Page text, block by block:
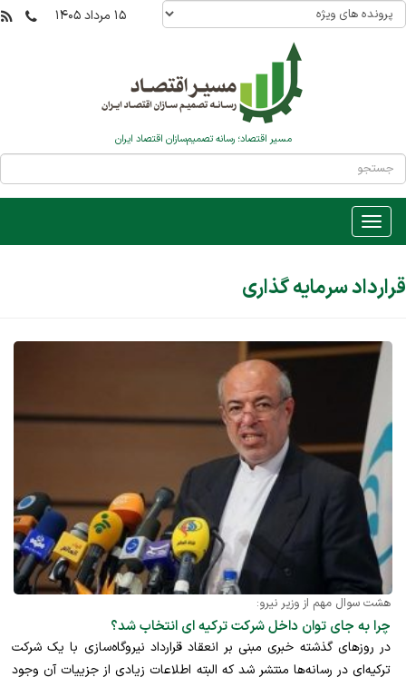
۱۵ مرداد ۱۴۰۵
مسیر اقتصاد؛ رسانه تصمیم‌سازان اقتصاد ایران
قرارداد سرمایه گذاری
هشت سوال مهم از وزیر نیرو:
چرا به جای توان داخل شرکت ترکیه ای انتخاب شد؟
در روزهای گذشته خبری مبنی بر انعقاد قرارداد نیروگاه‌سازی با یک شرکت
ترکیه‌ای در رسانه‌ها منتشر شد که البته اطلاعات زیادی از جزییات آن وجود